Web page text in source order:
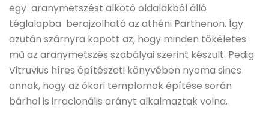
egy aranymetszést alkotó oldalakból álló
téglalapba berajzolható az athéni Parthenon. Így
azután szárnyra kapott az, hogy minden tökéletes
mű az aranymetszés szabályai szerint készült. Pedig
Vitruvius híres építészeti könyvében nyoma sincs
annak, hogy az ókori templomok építése során
bárhol is irracionális arányt alkalmaztak volna.